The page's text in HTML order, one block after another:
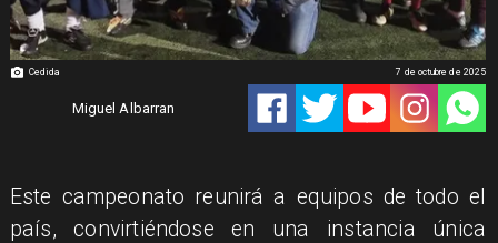
Cedida
Miguel Albarran
7 de octubre de 2025
​Este campeonato reunirá a equipos de todo el
país, convirtiéndose en una instancia única